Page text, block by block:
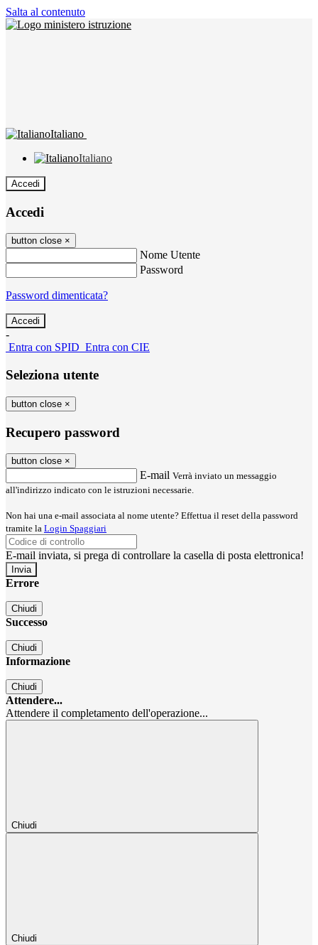
Salta al contenuto
Italiano
Italiano
Accedi
Accedi
button close ×
Nome Utente
Password
Password dimenticata?
-
Entra con SPID Entra con CIE
Seleziona utente
button close ×
Recupero password
button close ×
E-mail Verrà inviato un messaggio
all'indirizzo indicato con le istruzioni necessarie.
Non hai una e-mail associata al nome utente? Effettua il reset della password
tramite la Login Spaggiari
E-mail inviata, si prega di controllare la casella di posta elettronica!
Errore
Chiudi
Successo
Chiudi
Informazione
Chiudi
Attendere...
Attendere il completamento dell'operazione...
Chiudi
Chiudi